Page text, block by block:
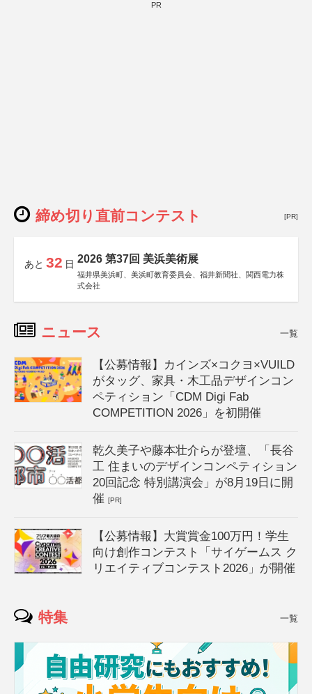
PR
締め切り直前コンテスト [PR]
あと 32 日 2026 第37回 美浜美術展
福井県美浜町、美浜町教育委員会、福井新聞社、関西電力株
式会社
ニュース 一覧
【公募情報】カインズ×コクヨ×VUILD
がタッグ、家具・木工品デザインコン
ペティション「CDM Digi Fab
COMPETITION 2026」を初開催
乾久美子や藤本壮介らが登壇、「長谷
工 住まいのデザインコンペティション
20回記念 特別講演会」が8月19日に開
催[PR]
【公募情報】大賞賞金100万円！学生
向け創作コンテスト「サイゲームス ク
リエイティブコンテスト2026」が開催
特集 一覧